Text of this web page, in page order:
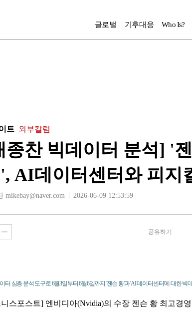
글로벌 기후대응 Who Is?
트 외부칼럼
종찬 빅데이터 분석] '
AI데이터센터와 피지
mikebay@naver.com 2026-06-09 12:53:59
공유하기
터 심층 분석 도구로 6월3일부터 6월6일까지 '젠슨 황'과 'AI 데이터센터'에 대한 빅
스포스트] 엔비디아(Nvidia)의 수장 젠슨 황 최고경